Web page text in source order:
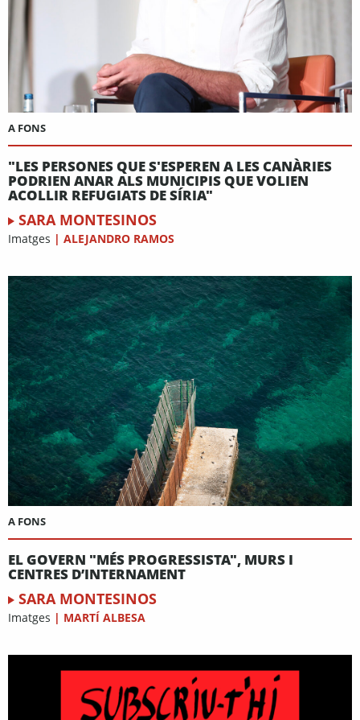
A FONS
"LES PERSONES QUE S'ESPEREN A LES CANÀRIES
PODRIEN ANAR ALS MUNICIPIS QUE VOLIEN
ACOLLIR REFUGIATS DE SÍRIA"
SARA MONTESINOS
Imatges | ALEJANDRO RAMOS
A FONS
EL GOVERN "MÉS PROGRESSISTA", MURS I
CENTRES D’INTERNAMENT
SARA MONTESINOS
Imatges | MARTÍ ALBESA